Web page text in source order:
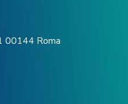
00144 Roma